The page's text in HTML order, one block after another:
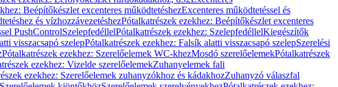
Beépítőkészlet excenteres működtetéshezExcenteres működtetéssel és
és vízhozzávezetéshezPótalkatrészek ezekhez: Beépítőkészlet excenteres
PushControlSzelepfedéllelPótalkatrészek ezekhez: SzelepfedéllelKiegészítők
visszacsapó szelepPótalkatrészek ezekhez: Falsík alatti visszacsapó szelepSzerelési
Pótalkatrészek ezekhez: Szerelőelemek WC-khezMosdó szerelőelemekPótalkatrészek
ezekhez: Vizelde szerelőelemekZuhanyelemek fali
ezekhez: Szerelőelemek zuhanyzókhoz és kádakhozZuhanyzó válaszfal